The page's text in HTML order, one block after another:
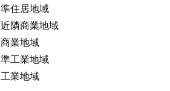
準住居地域
近隣商業地域
商業地域
準工業地域
工業地域